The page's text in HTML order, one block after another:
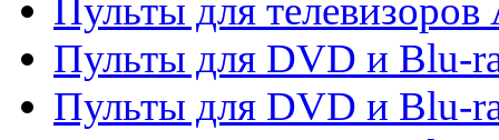
Пульты для телевизоров
Пульты для DVD и Blu-
Пульты для DVD и Blu-